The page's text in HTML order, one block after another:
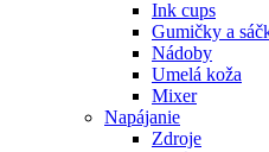
Ink cups
Gumičky a
Nádoby
Umelá koža
Mixer
Napájanie
Zdroje